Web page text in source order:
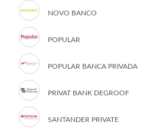
NOVO BANCO
POPULAR
POPULAR BANCA PRIVADA
PRIVAT BANK DEGROOF
SANTANDER PRIVATE